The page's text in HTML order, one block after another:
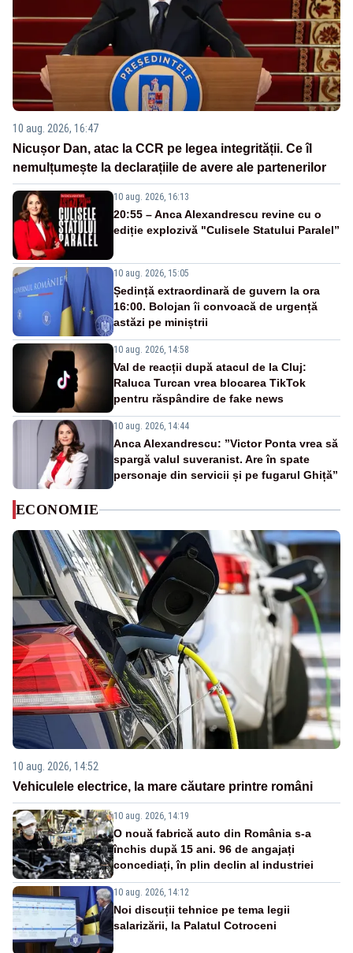
10 aug. 2026, 16:47
Nicușor Dan, atac la CCR pe legea integrității. Ce îl
nemulțumește la declarațiile de avere ale partenerilor
10 aug. 2026, 16:13
20:55 – Anca Alexandrescu revine cu o
ediție explozivă "Culisele Statului Paralel”
10 aug. 2026, 15:05
Ședință extraordinară de guvern la ora
16:00. Bolojan îi convoacă de urgență
astăzi pe miniștrii
10 aug. 2026, 14:58
Val de reacții după atacul de la Cluj:
Raluca Turcan vrea blocarea TikTok
pentru răspândire de fake news
10 aug. 2026, 14:44
Anca Alexandrescu: ”Victor Ponta vrea să
spargă valul suveranist. Are în spate
personaje din servicii și pe fugarul Ghiță”
ECONOMIE
10 aug. 2026, 14:52
Vehiculele electrice, la mare căutare printre români
10 aug. 2026, 14:19
O nouă fabrică auto din România s-a
închis după 15 ani. 96 de angajați
concediați, în plin declin al industriei
10 aug. 2026, 14:12
Noi discuții tehnice pe tema legii
salarizării, la Palatul Cotroceni